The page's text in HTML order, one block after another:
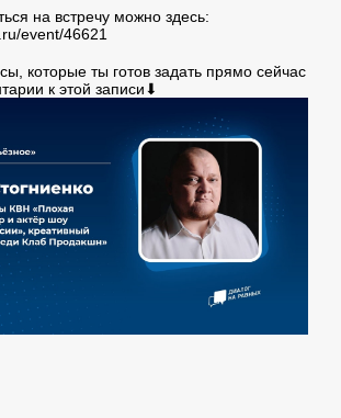
на встречу можно здесь:
event/46621
которые ты готов задать прямо сейчас
к этой записи⬇